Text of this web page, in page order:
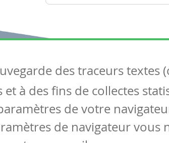
Articles
Tous les articles
Articles DYS
Circulaires
des traceurs
à des fins de collectes
de votre
de navigateur vous